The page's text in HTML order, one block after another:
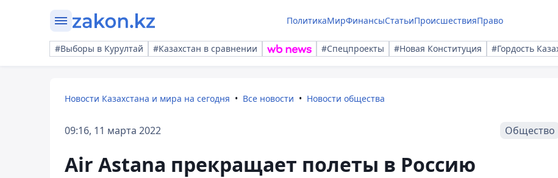
ПолитикаМирФинансыСтатьиПроисшествияПраво
#Выборы в Курултай #Казахстан в сравнении #Спецпроекты #Новая Конституция #Гордость
Новости Казахстана и мира на сегодня Все новости Новости общества
09:16, 11 марта 2022 Общество
Air Astana прекращает полеты в Россию